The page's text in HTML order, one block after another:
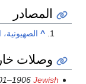
المصادر
^
وصلات
Jewish